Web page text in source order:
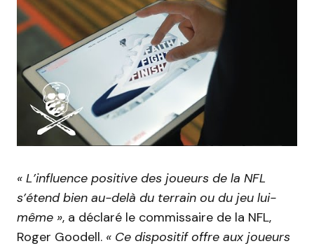
« L’influence positive des joueurs de la NFL
s’étend bien au-delà du terrain ou du jeu lui-
même », a déclaré le commissaire de la NFL,
Roger Goodell. « Ce dispositif offre aux joueurs